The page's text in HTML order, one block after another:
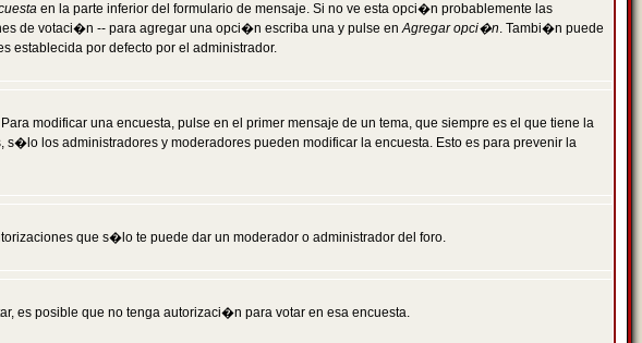
en la parte inferior del formulario de mensaje. Si no ve esta opci�n probablemente las
de votaci�n -- para agregar una opci�n escriba una y pulse enAgregar opci�n. Tambi�n puede
establecida por defecto por el administrador.
modificar una encuesta, pulse en el primer mensaje de un tema, que siempre es el que tiene la
los administradores y moderadores pueden modificar la encuesta. Esto es para prevenir la
que s�lo te puede dar un moderador o administrador del foro.
es posible que no tenga autorizaci�n para votar en esa encuesta.